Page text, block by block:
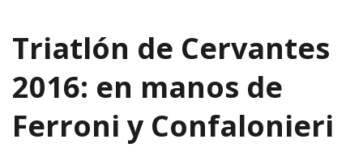
Triatlón de Cervantes
2016: en manos de
Ferroni y Confalonieri